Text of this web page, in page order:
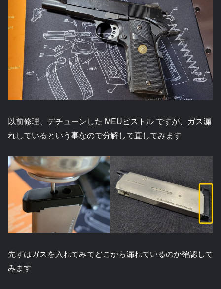
以前修理、デチューンした MEUピストル ですが、ガス漏
れしているという事なので分解して直してみます
先ずはガスを入れてみてどこから漏れているのか確認して
みます